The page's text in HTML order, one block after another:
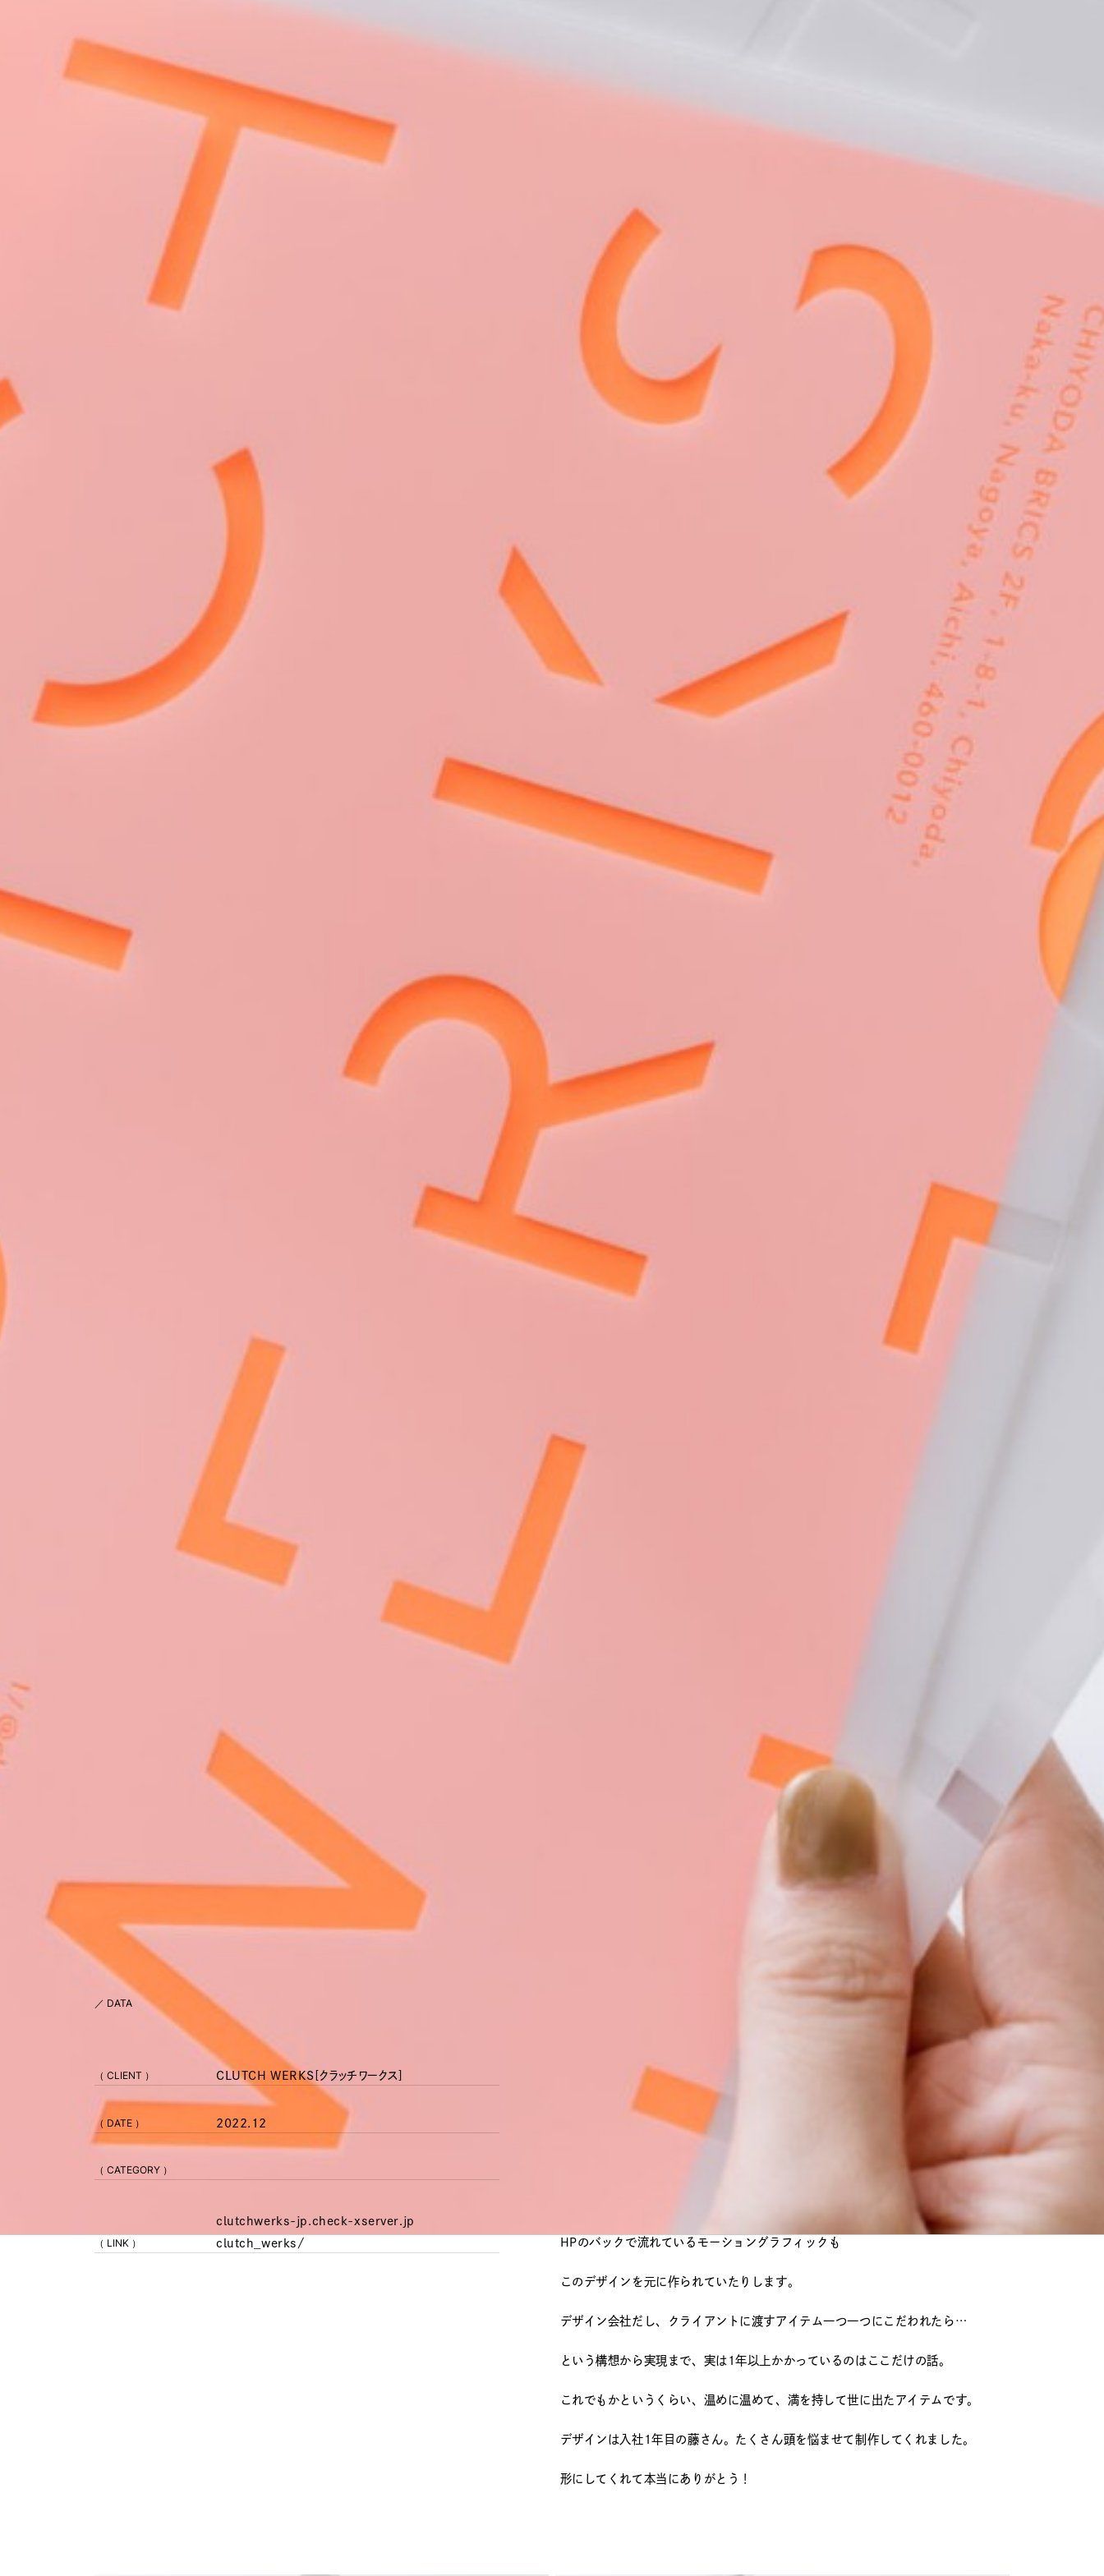
／ DATA
（ CLIENT ） CLUTCH WERKS[クラッチワークス]
（ DATE ） 2022.12
（ CATEGORY ）
（ LINK ）
clutchwerks-jp.check-xserver.jp
clutch_werks/
少し前に、クラッチワークスオリジナルのクリアファイルができました。
打合せの際に資料と一緒にお渡ししています。
HPのバックで流れているモーショングラフィックも
このデザインを元に作られていたりします。
デザイン会社だし、クライアントに渡すアイテム一つ一つにこだわれたら…
という構想から実現まで、実は1年以上かかっているのはここだけの話。
これでもかというくらい、温めに温めて、満を持して世に出たアイテムです。
デザインは入社1年目の藤さん。たくさん頭を悩ませて制作してくれました。
形にしてくれて本当にありがとう！